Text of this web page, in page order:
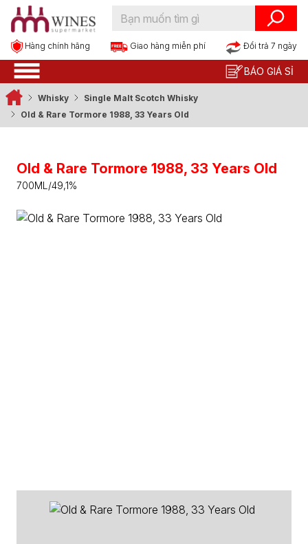
Hàng chính hãng Giao hàng miễn phí Đổi trả 7 ngày
BÁO GIÁ SỈ
Whisky
Single Malt Scotch Whisky
Old & Rare Tormore 1988, 33 Years Old
Old & Rare Tormore 1988, 33 Years Old
700ML/49,1%